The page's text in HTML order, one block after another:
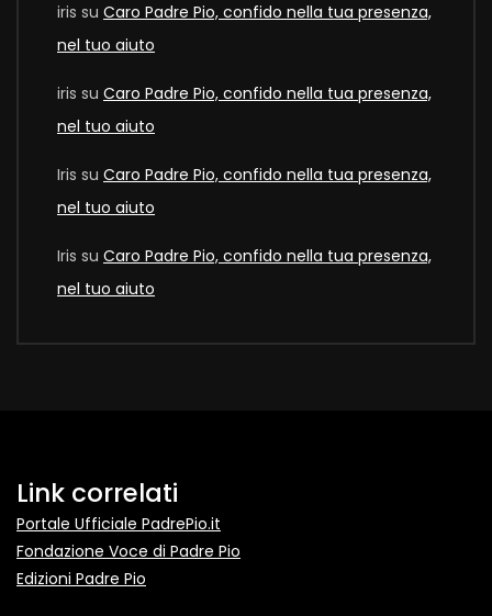
iris su Caro Padre Pio, confido nella tua presenza,
nel tuo aiuto
iris su Caro Padre Pio, confido nella tua presenza,
nel tuo aiuto
Iris su Caro Padre Pio, confido nella tua presenza,
nel tuo aiuto
Iris su Caro Padre Pio, confido nella tua presenza,
nel tuo aiuto
Link correlati
Portale Ufficiale PadrePio.it
Fondazione Voce di Padre Pio
Edizioni Padre Pio